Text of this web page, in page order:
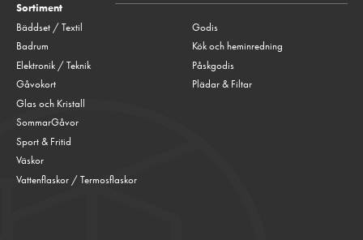
Sortiment
Bäddset / Textil
Badrum
Elektronik / Teknik
Gåvokort
Glas och Kristall
Godis
Kök och heminredning
Påskgodis
Plädar & Filtar
SommarGåvor
Sport & Fritid
Väskor
Vattenflaskor / Termosflaskor